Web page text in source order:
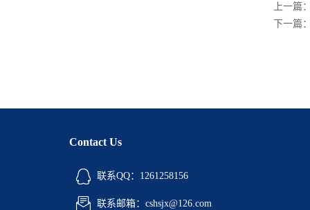
上一篇
下一篇
Contact Us
联系QQ：1261258156
联系邮箱：cshsjx@126.com